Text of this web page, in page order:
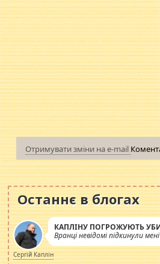
Отримувати зміни на e-mail
Останнє в блогах
КАПЛІНУ ПОГРОЖУЮТЬ
Вранці невідомі підкинули
Сергій Каплін